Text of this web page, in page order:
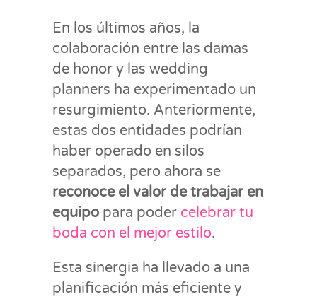
En los últimos años, la
colaboración entre las damas
de honor y las wedding
planners ha experimentado un
resurgimiento. Anteriormente,
estas dos entidades podrían
haber operado en silos
separados, pero ahora se
reconoce el valor de trabajar en
equipo para poder celebrar tu
boda con el mejor estilo.
Esta sinergia ha llevado a una
planificación más eficiente y